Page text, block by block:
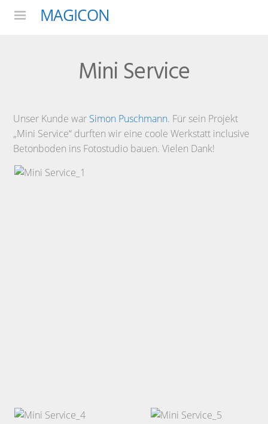
Menu MAGICON
Mini Service
Unser Kunde war Simon Puschmann. Für sein Projekt
„Mini Service“ durften wir eine coole Werkstatt inclusive
Betonboden ins Fotostudio bauen. Vielen Dank!